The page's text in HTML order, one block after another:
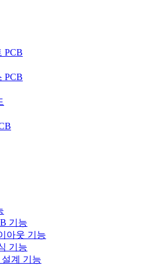
PCB
PCB
기능
아웃 기능
기능
설계 기능